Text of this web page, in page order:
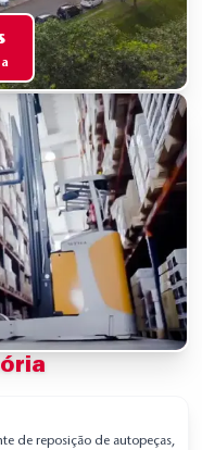
de reposição de autopeças,